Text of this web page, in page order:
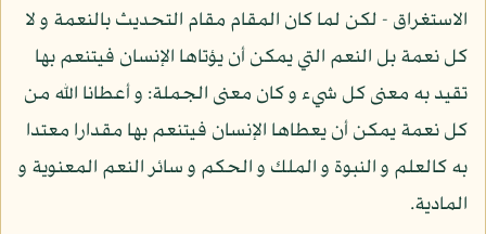
الاستغراق - لكن لما كان المقام مقام التحديث بالنعمة و لا
كل نعمة بل النعم التي يمكن أن يؤتاها الإنسان فيتنعم بها
تقيد به معنى كل شيء و كان معنى الجملة: و أعطانا الله من
كل نعمة يمكن أن يعطاها الإنسان فيتنعم بها مقدارا معتدا
به كالعلم و النبوة و الملك و الحكم و سائر النعم المعنوية و
المادية.